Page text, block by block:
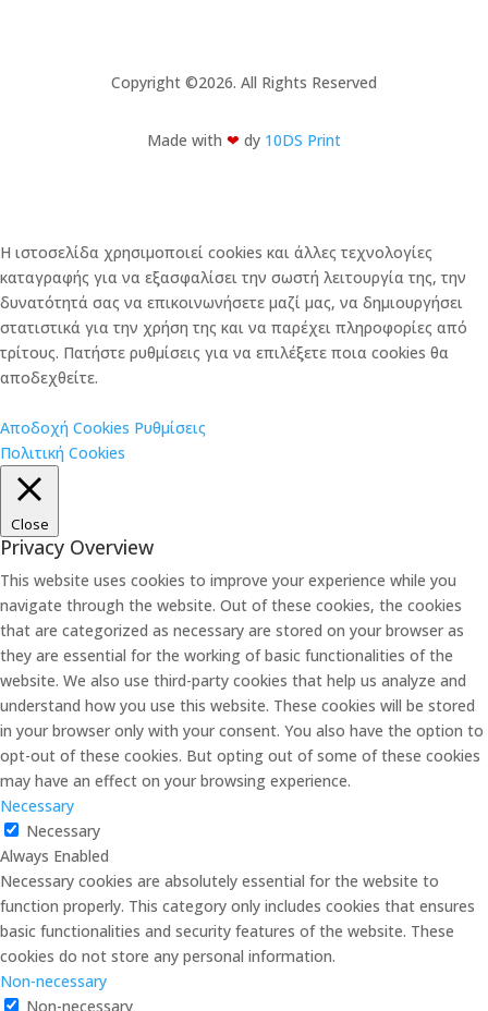
Copyright ©2026. All Rights Reserved
Made with ❤︎ dy 10DS Print
Η ιστοσελίδα χρησιμοποιεί cookies και άλλες τεχνολογίες
καταγραφής για να εξασφαλίσει την σωστή λειτουργία της, την
δυνατότητά σας να επικοινωνήσετε μαζί μας, να δημιουργήσει
στατιστικά για την χρήση της και να παρέχει πληροφορίες από
τρίτους. Πατήστε ρυθμίσεις για να επιλέξετε ποια cookies θα
αποδεχθείτε.
Αποδοχή Cookies Ρυθμίσεις
Πολιτική Cookies
Close
Privacy Overview
This website uses cookies to improve your experience while you
navigate through the website. Out of these cookies, the cookies
that are categorized as necessary are stored on your browser as
they are essential for the working of basic functionalities of the
website. We also use third-party cookies that help us analyze and
understand how you use this website. These cookies will be stored
in your browser only with your consent. You also have the option to
opt-out of these cookies. But opting out of some of these cookies
may have an effect on your browsing experience.
Necessary
Necessary
Always Enabled
Necessary cookies are absolutely essential for the website to
function properly. This category only includes cookies that ensures
basic functionalities and security features of the website. These
cookies do not store any personal information.
Non-necessary
Non-necessary